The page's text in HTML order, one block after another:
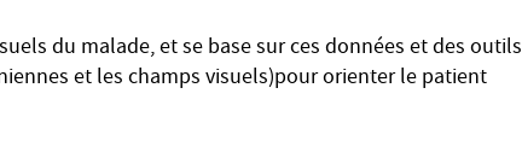
du malade, et se base sur ces données et des outils
et les champs visuels)pour orienter le patient